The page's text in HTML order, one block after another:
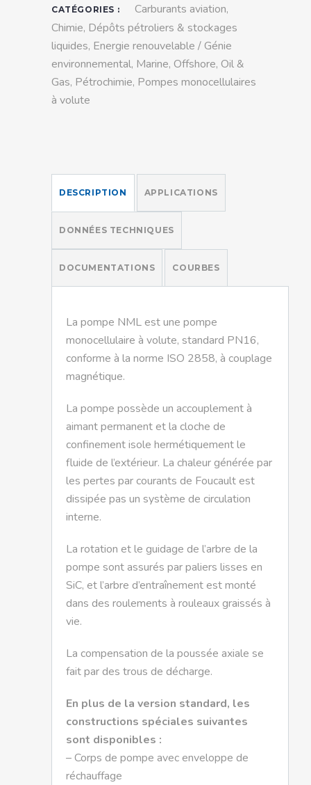
CATÉGORIES : Carburants aviation,
Chimie, Dépôts pétroliers & stockages
liquides, Energie renouvelable / Génie
environnemental, Marine, Offshore, Oil &
Gas, Pétrochimie, Pompes monocellulaires
à volute
DESCRIPTION APPLICATIONS
DONNÉES TECHNIQUES
DOCUMENTATIONS COURBES
La pompe NML est une pompe
monocellulaire à volute, standard PN16,
conforme à la norme ISO 2858, à couplage
magnétique.
La pompe possède un accouplement à
aimant permanent et la cloche de
confinement isole hermétiquement le
fluide de l’extérieur. La chaleur générée par
les pertes par courants de Foucault est
dissipée pas un système de circulation
interne.
La rotation et le guidage de l’arbre de la
pompe sont assurés par paliers lisses en
SiC, et l’arbre d’entraînement est monté
dans des roulements à rouleaux graissés à
vie.
La compensation de la poussée axiale se
fait par des trous de décharge.
En plus de la version standard, les
constructions spéciales suivantes
sont disponibles :
– Corps de pompe avec enveloppe de
réchauffage